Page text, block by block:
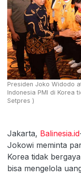
Presiden Joko Widodo
Indonesia PMI di Korea
Setpres )
Jakarta, Balinesia.id
Jokowi meminta
Korea tidak
bisa mengelola